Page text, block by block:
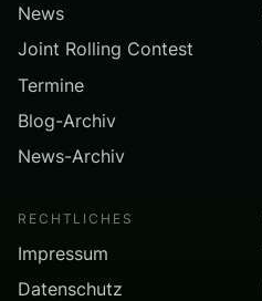
News
Joint Rolling Contest
Termine
Blog-Archiv
News-Archiv
RECHTLICHES
Impressum
Datenschutz